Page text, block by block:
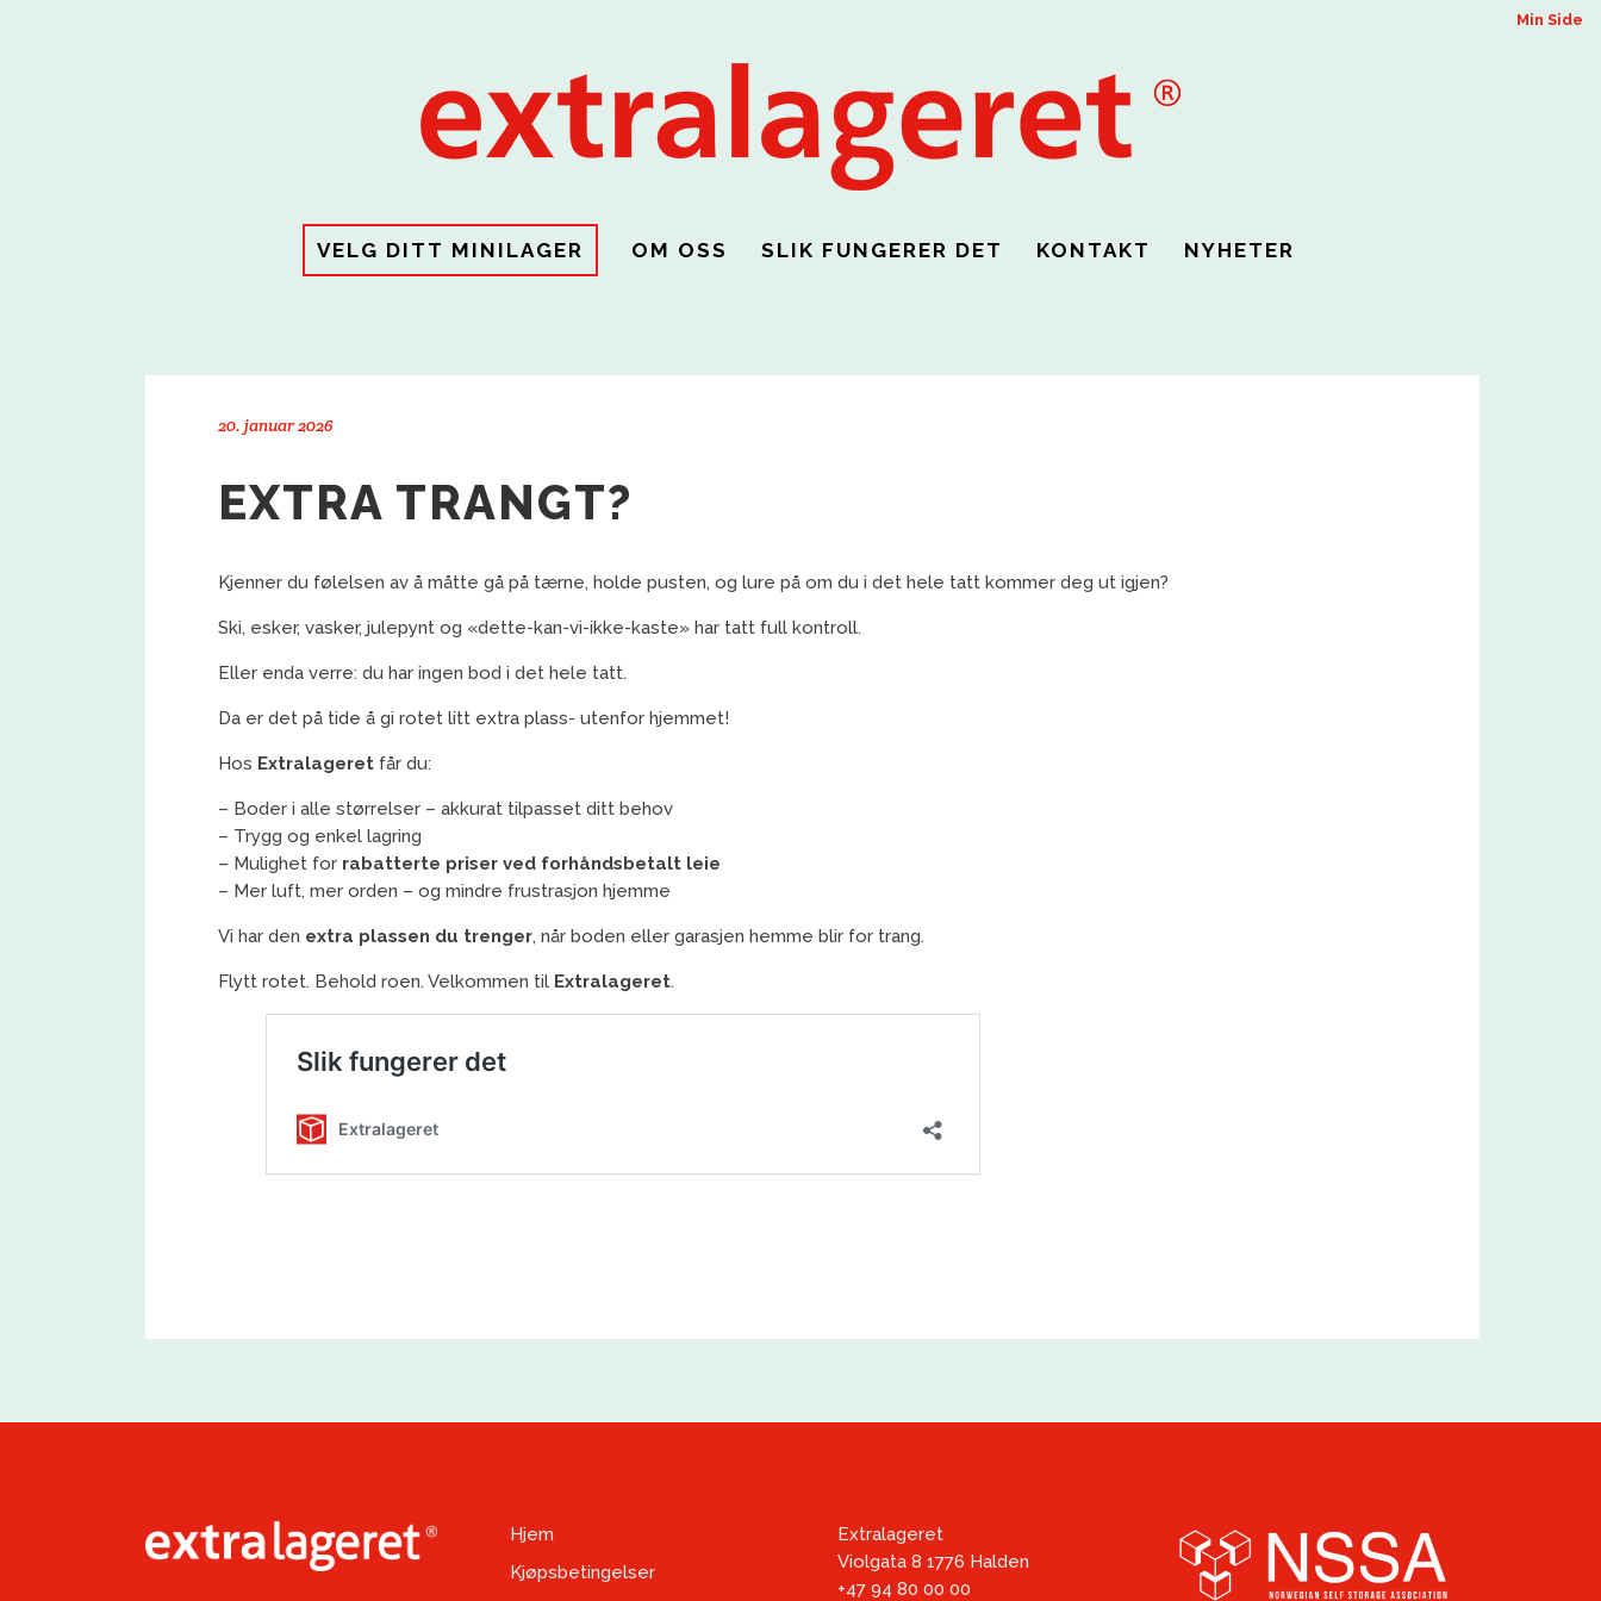
Min Side
VELG DITT MINILAGER OM OSS SLIK FUNGERER DET KONTAKT NYHETER
20. januar 2026
EXTRA TRANGT?
Kjenner du følelsen av å måtte gå på tærne, holde pusten, og lure på om du i det hele tatt kommer deg ut igjen?
Ski, esker, vasker, julepynt og «dette-kan-vi-ikke-kaste» har tatt full kontroll.
Eller enda verre: du har ingen bod i det hele tatt.
Da er det på tide å gi rotet litt extra plass- utenfor hjemmet!
Hos Extralageret får du:
– Boder i alle størrelser – akkurat tilpasset ditt behov
– Trygg og enkel lagring
– Mulighet for rabatterte priser ved forhåndsbetalt leie
– Mer luft, mer orden – og mindre frustrasjon hjemme
Vi har den extra plassen du trenger, når boden eller garasjen hemme blir for trang.
Flytt rotet. Behold roen. Velkommen til Extralageret.
Hjem
Kjøpsbetingelser
Extralageret
Violgata 8 1776 Halden
+47 94 80 00 00